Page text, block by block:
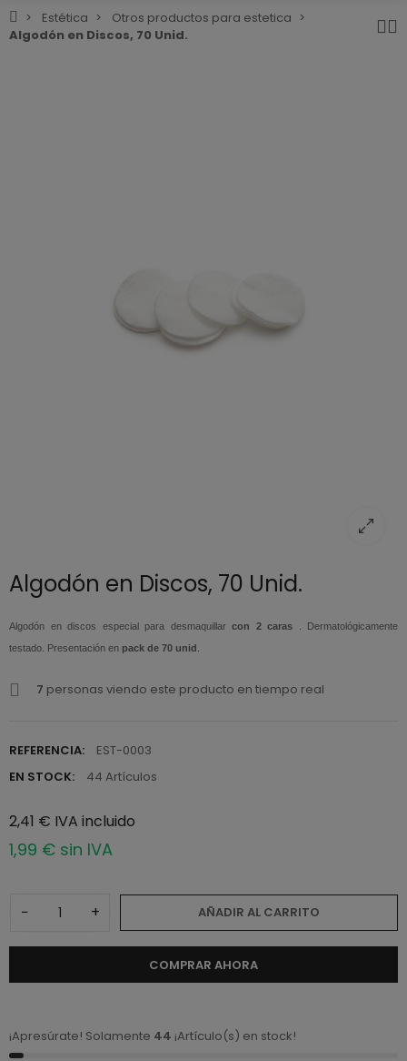
Estética
Otros productos para estetica
Algodón en Discos, 70 Unid.
Algodón en Discos, 70 Unid.
Algodón en discos especial para desmaquillarcon 2 caras . Dermatológicamente
testado. Presentación en pack de 70 unid
7 personas viendo este producto en tiempo real
REFERENCIA:
EST-0003
EN STOCK:
44 Artículos
2,41 € IVA incluido
1,99 € sin IVA
− + AÑADIR AL CARRITO
COMPRAR AHORA
¡Apresúrate! Solamente 44 ¡Artículo(s) en stock!